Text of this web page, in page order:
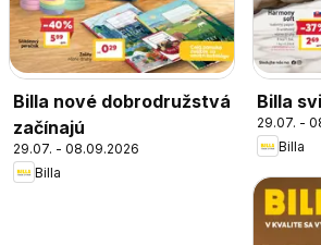
Billa nové dobrodružstvá
začínajú
29.07. - 08.09.2026
Billa
Billa
29.07. -
Billa